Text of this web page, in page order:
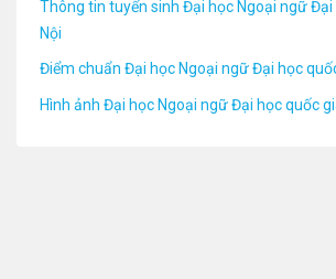
Thông tin tuyển sinh Đại học Ngoại ngữ Đại
Nội
Điểm chuẩn Đại học Ngoại ngữ Đại học
Hình ảnh Đại học Ngoại ngữ Đại học quốc